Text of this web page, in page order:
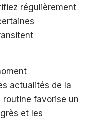
régulièrement
actualités de la
favorise un
et les